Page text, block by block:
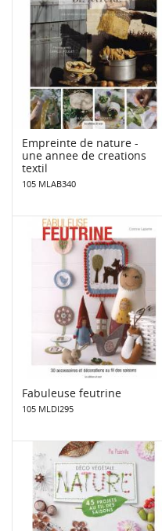
Empreinte de nature -
une annee de creations
textil
105 MLAB340
Fabuleuse feutrine
105 MLDI295